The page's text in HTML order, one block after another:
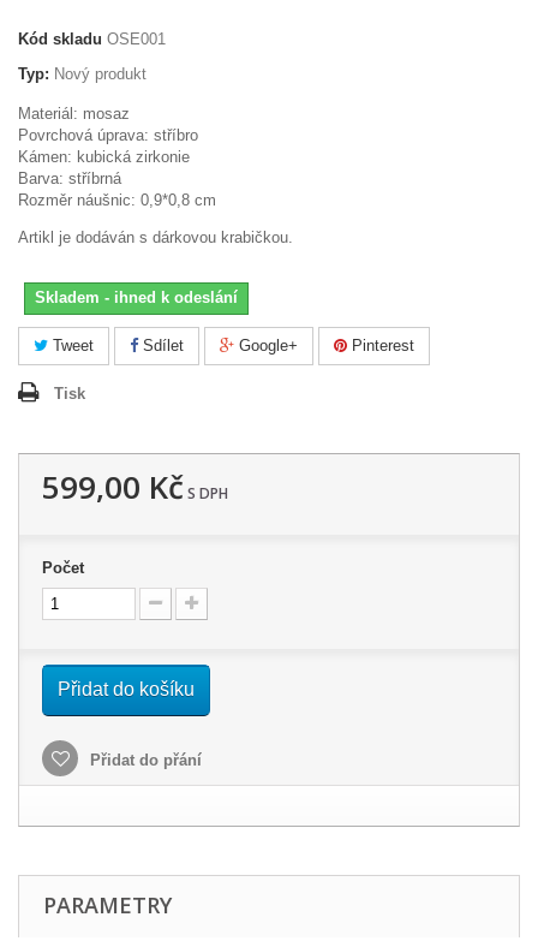
Kód skladu OSE001
Typ: Nový produkt
Materiál: mosaz
Povrchová úprava: stříbro
Kámen: kubická zirkonie
Barva: stříbrná
Rozměr náušnic: 0,9*0,8 cm
Artikl je dodáván s dárkovou krabičkou.
Skladem - ihned k odeslání
Tweet Sdílet Google+ Pinterest
Tisk
599,00 KčS DPH
Počet
Přidat do košíku
Přidat do přání
PARAMETRY